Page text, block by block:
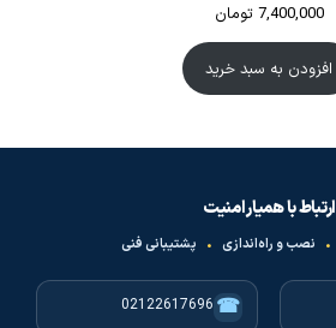
7,400,000 تومان
افزودن به سبد خرید
ارتباط با همیار امنیت
• نصب و راه‌اندازی • پشتیبانی فنی
☎
02122617696